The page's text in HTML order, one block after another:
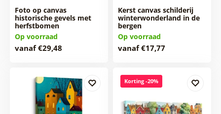
Foto op canvas
historische gevels met
herfstbomen
Op voorraad
vanaf €29,48
Kerst canvas schilderij
winterwonderland in de
bergen
Op voorraad
vanaf €17,77
Korting -20%